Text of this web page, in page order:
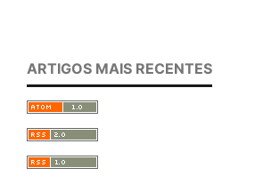
ARTIGOS MAIS RECENTES